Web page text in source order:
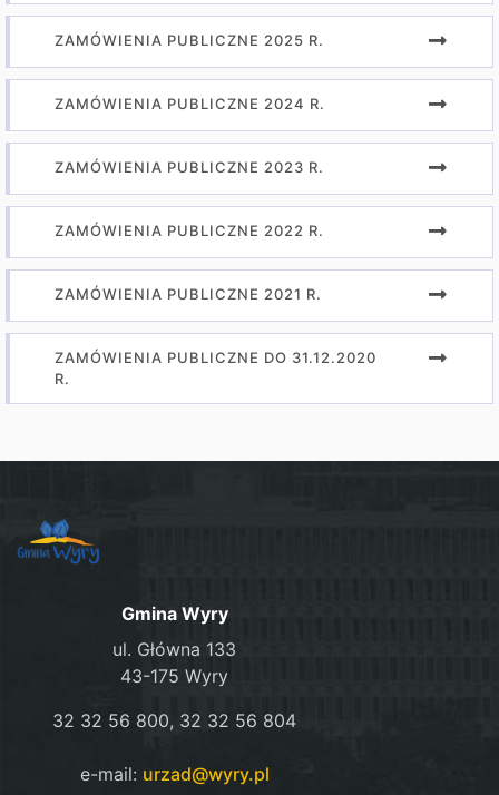
ZAMÓWIENIA PUBLICZNE 2025 R.
ZAMÓWIENIA PUBLICZNE 2024 R.
ZAMÓWIENIA PUBLICZNE 2023 R.
ZAMÓWIENIA PUBLICZNE 2022 R.
ZAMÓWIENIA PUBLICZNE 2021 R.
ZAMÓWIENIA PUBLICZNE DO 31.12.2020
R.
Gmina Wyry
ul. Główna 133
43-175 Wyry
32 32 56 800, 32 32 56 804
e-mail: urzad@wyry.pl